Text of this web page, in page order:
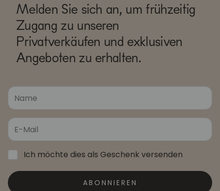
Melden Sie sich an, um frühzeitig
Zugang zu unseren
Privatverkäufen und exklusiven
Angeboten zu erhalten.
Ich möchte dies als Geschenk versenden
ABONNIEREN